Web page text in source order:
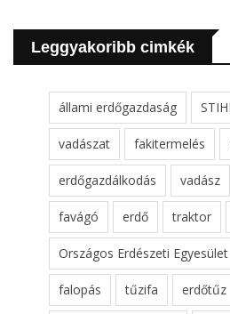
Leggyakoribb cimkék
állami erdőgazdaság STIHL
vadászat fakitermelés
erdőgazdálkodás vadász
favágó erdő traktor
Országos Erdészeti Egyesület
falopás tűzifa erdőtűz